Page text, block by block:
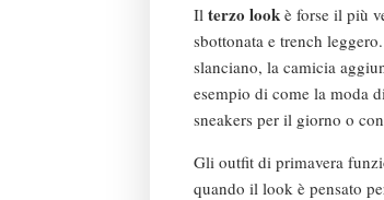
Il terzo look è forse il più
sbottonata e trench
slanciano, la camicia
esempio di come la moda
sneakers per il giorno o
Gli outfit di primavera
quando il look è pensato